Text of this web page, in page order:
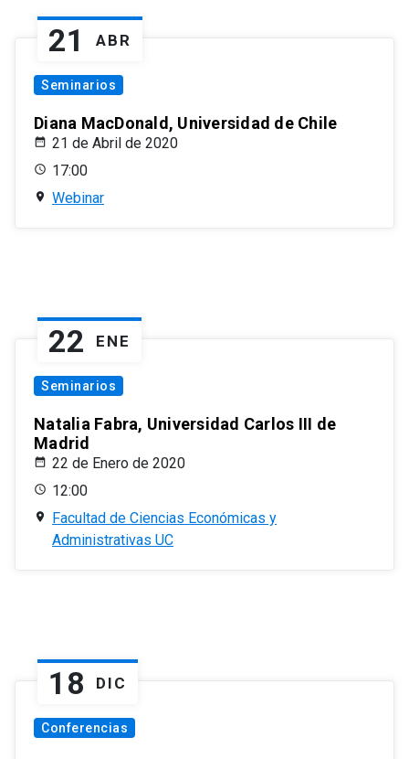
21 ABR
Seminarios
Diana MacDonald, Universidad de Chile
21 de Abril de 2020
17:00
Webinar
22 ENE
Seminarios
Natalia Fabra, Universidad Carlos III de
Madrid
22 de Enero de 2020
12:00
Facultad de Ciencias Económicas y
Administrativas UC
18 DIC
Conferencias